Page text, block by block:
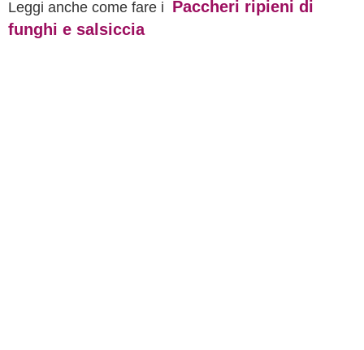
Leggi anche come fare i Paccheri ripieni di
funghi e salsiccia